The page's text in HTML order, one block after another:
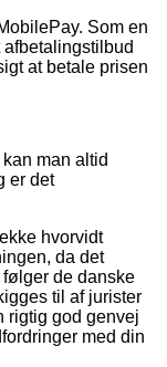
Som en
at betale prisen
man altid
er det
hvorvidt
da det
de danske
til af jurister
rigtig god genvej
med din